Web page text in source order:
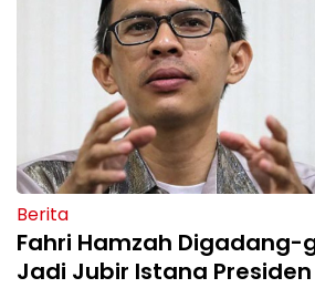
Berita
Fahri Hamzah Digadang-
Jadi Jubir Istana Presiden